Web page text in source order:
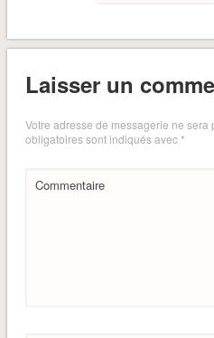
Laisser un
Votre adresse de messagerie ne sera
obligatoires sont indiqués avec*
Commentaire